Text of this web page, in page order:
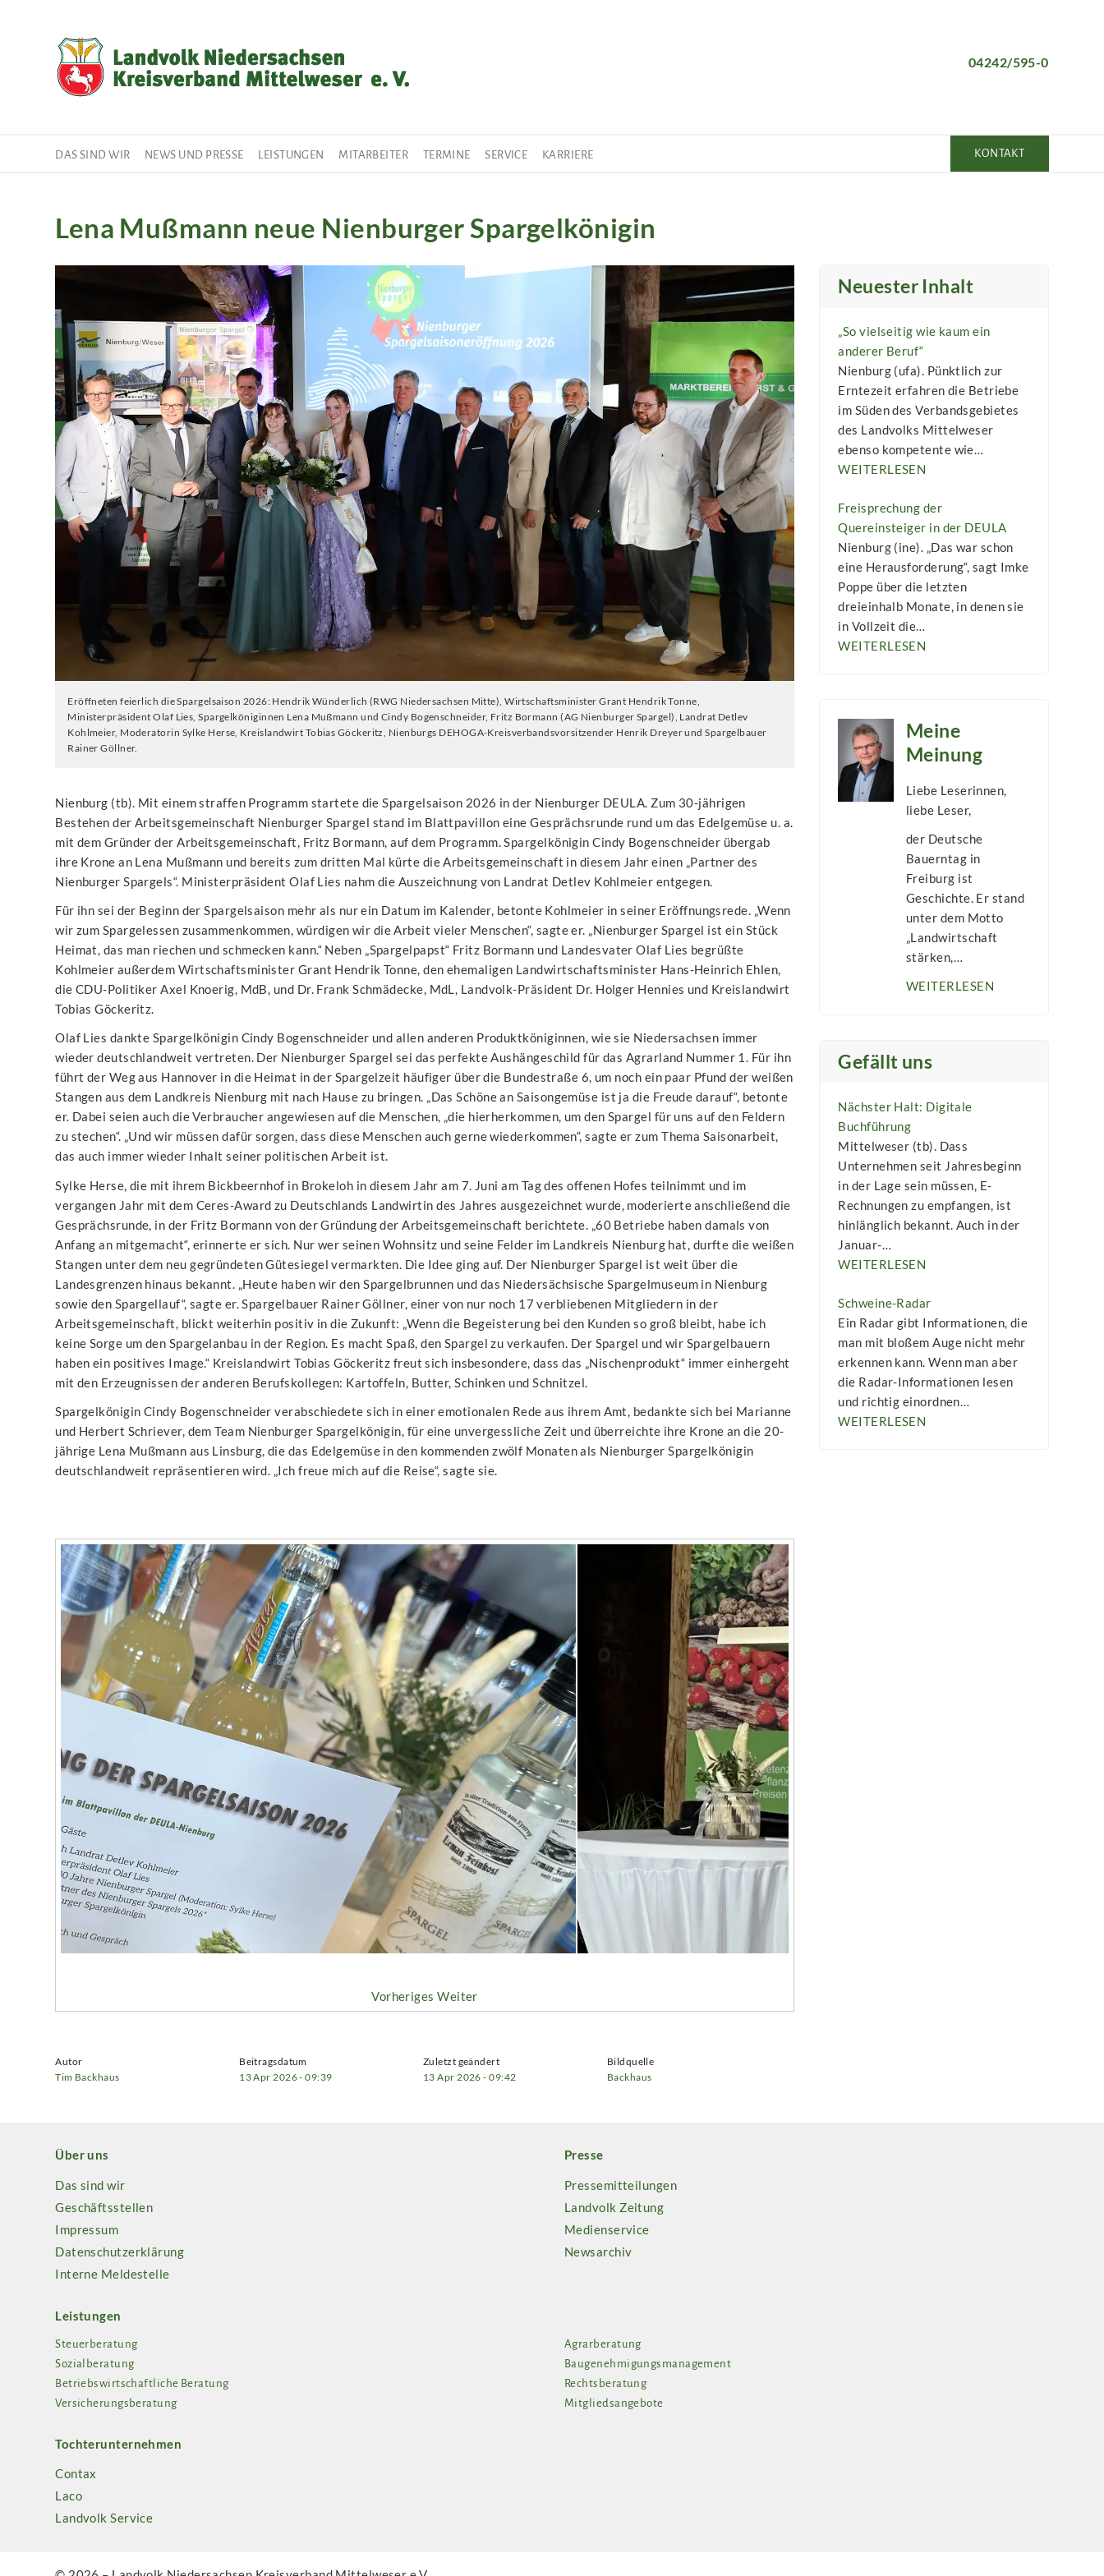
04242/595-0
DAS SIND WIR NEWS UND PRESSE LEISTUNGEN MITARBEITER TERMINE SERVICE KARRIERE KONTAKT
Lena Mußmann neue Nienburger Spargelkönigin
Eröffneten feierlich die Spargelsaison 2026: Hendrik Wünderlich (RWG Niedersachsen Mitte), Wirtschaftsminister Grant Hendrik Tonne,
Ministerpräsident Olaf Lies, Spargelköniginnen Lena Mußmann und Cindy Bogenschneider, Fritz Bormann (AG Nienburger Spargel), Landrat Detlev
Kohlmeier, Moderatorin Sylke Herse, Kreislandwirt Tobias Göckeritz, Nienburgs DEHOGA-Kreisverbandsvorsitzender Henrik Dreyer und Spargelbauer
Rainer Göllner.
Nienburg (tb). Mit einem straffen Programm startete die Spargelsaison 2026 in der Nienburger DEULA. Zum 30-jährigen
Bestehen der Arbeitsgemeinschaft Nienburger Spargel stand im Blattpavillon eine Gesprächsrunde rund um das Edelgemüse u. a.
mit dem Gründer der Arbeitsgemeinschaft, Fritz Bormann, auf dem Programm. Spargelkönigin Cindy Bogenschneider übergab
ihre Krone an Lena Mußmann und bereits zum dritten Mal kürte die Arbeitsgemeinschaft in diesem Jahr einen „Partner des
Nienburger Spargels“. Ministerpräsident Olaf Lies nahm die Auszeichnung von Landrat Detlev Kohlmeier entgegen.
Für ihn sei der Beginn der Spargelsaison mehr als nur ein Datum im Kalender, betonte Kohlmeier in seiner Eröffnungsrede. „Wenn
wir zum Spargelessen zusammenkommen, würdigen wir die Arbeit vieler Menschen“, sagte er. „Nienburger Spargel ist ein Stück
Heimat, das man riechen und schmecken kann.“ Neben „Spargelpapst“ Fritz Bormann und Landesvater Olaf Lies begrüßte
Kohlmeier außerdem Wirtschaftsminister Grant Hendrik Tonne, den ehemaligen Landwirtschaftsminister Hans-Heinrich Ehlen,
die CDU-Politiker Axel Knoerig, MdB, und Dr. Frank Schmädecke, MdL, Landvolk-Präsident Dr. Holger Hennies und Kreislandwirt
Tobias Göckeritz.
Olaf Lies dankte Spargelkönigin Cindy Bogenschneider und allen anderen Produktköniginnen, wie sie Niedersachsen immer
wieder deutschlandweit vertreten. Der Nienburger Spargel sei das perfekte Aushängeschild für das Agrarland Nummer 1. Für ihn
führt der Weg aus Hannover in die Heimat in der Spargelzeit häufiger über die Bundestraße 6, um noch ein paar Pfund der weißen
Stangen aus dem Landkreis Nienburg mit nach Hause zu bringen. „Das Schöne an Saisongemüse ist ja die Freude darauf“, betonte
er. Dabei seien auch die Verbraucher angewiesen auf die Menschen, „die hierherkommen, um den Spargel für uns auf den Feldern
zu stechen“. „Und wir müssen dafür sorgen, dass diese Menschen auch gerne wiederkommen“, sagte er zum Thema Saisonarbeit,
das auch immer wieder Inhalt seiner politischen Arbeit ist.
Sylke Herse, die mit ihrem Bickbeernhof in Brokeloh in diesem Jahr am 7. Juni am Tag des offenen Hofes teilnimmt und im
vergangen Jahr mit dem Ceres-Award zu Deutschlands Landwirtin des Jahres ausgezeichnet wurde, moderierte anschließend die
Gesprächsrunde, in der Fritz Bormann von der Gründung der Arbeitsgemeinschaft berichtete. „60 Betriebe haben damals von
Anfang an mitgemacht“, erinnerte er sich. Nur wer seinen Wohnsitz und seine Felder im Landkreis Nienburg hat, durfte die weißen
Stangen unter dem neu gegründeten Gütesiegel vermarkten. Die Idee ging auf. Der Nienburger Spargel ist weit über die
Landesgrenzen hinaus bekannt. „Heute haben wir den Spargelbrunnen und das Niedersächsische Spargelmuseum in Nienburg
sowie den Spargellauf“, sagte er. Spargelbauer Rainer Göllner, einer von nur noch 17 verbliebenen Mitgliedern in der
Arbeitsgemeinschaft, blickt weiterhin positiv in die Zukunft: „Wenn die Begeisterung bei den Kunden so groß bleibt, habe ich
keine Sorge um den Spargelanbau in der Region. Es macht Spaß, den Spargel zu verkaufen. Der Spargel und wir Spargelbauern
haben ein positives Image.“ Kreislandwirt Tobias Göckeritz freut sich insbesondere, dass das „Nischenprodukt“ immer einhergeht
mit den Erzeugnissen der anderen Berufskollegen: Kartoffeln, Butter, Schinken und Schnitzel.
Spargelkönigin Cindy Bogenschneider verabschiedete sich in einer emotionalen Rede aus ihrem Amt, bedankte sich bei Marianne
und Herbert Schriever, dem Team Nienburger Spargelkönigin, für eine unvergessliche Zeit und überreichte ihre Krone an die 20-
jährige Lena Mußmann aus Linsburg, die das Edelgemüse in den kommenden zwölf Monaten als Nienburger Spargelkönigin
deutschlandweit repräsentieren wird. „Ich freue mich auf die Reise“, sagte sie.
Vorheriges Weiter
Autor
Tim Backhaus
Beitragsdatum
13 Apr 2026 - 09:39
Zuletzt geändert
13 Apr 2026 - 09:42
Bildquelle
Backhaus
Neuester Inhalt
„So vielseitig wie kaum ein
anderer Beruf“
Nienburg (ufa). Pünktlich zur
Erntezeit erfahren die Betriebe
im Süden des Verbandsgebietes
des Landvolks Mittelweser
ebenso kompetente wie…
WEITERLESEN
Freisprechung der
Quereinsteiger in der DEULA
Nienburg (ine). „Das war schon
eine Herausforderung“, sagt Imke
Poppe über die letzten
dreieinhalb Monate, in denen sie
in Vollzeit die…
WEITERLESEN
Meine
Meinung
Liebe Leserinnen,
liebe Leser,
der Deutsche
Bauerntag in
Freiburg ist
Geschichte. Er stand
unter dem Motto
„Landwirtschaft
stärken,…
WEITERLESEN
Gefällt uns
Nächster Halt: Digitale
Buchführung
Mittelweser (tb). Dass
Unternehmen seit Jahresbeginn
in der Lage sein müssen, E-
Rechnungen zu empfangen, ist
hinlänglich bekannt. Auch in der
Januar-…
WEITERLESEN
Schweine-Radar
Ein Radar gibt Informationen, die
man mit bloßem Auge nicht mehr
erkennen kann. Wenn man aber
die Radar-Informationen lesen
und richtig einordnen…
WEITERLESEN
Über uns
Das sind wir
Geschäftsstellen
Impressum
Datenschutzerklärung
Interne Meldestelle
Presse
Pressemitteilungen
Landvolk Zeitung
Medienservice
Newsarchiv
Leistungen
Steuerberatung
Agrarberatung
Sozialberatung
Baugenehmigungsmanagement
Betriebswirtschaftliche Beratung
Rechtsberatung
Versicherungsberatung
Mitgliedsangebote
Tochterunternehmen
Contax
Laco
Landvolk Service